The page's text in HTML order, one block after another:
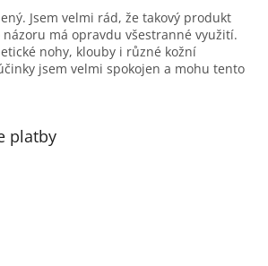
Jsem velmi rád, že takový produkt
má opravdu všestranné využití.
nohy, klouby i různé kožní
jsem velmi spokojen a mohu tento
platby